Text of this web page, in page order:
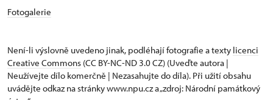
Fotogalerie
Není-li výslovně uvedeno jinak, podléhají fotografie a texty licenci
Creative Commons (CC BY-NC-ND 3.0 CZ) (Uveďte autora |
Neužívejte dílo komerčně | Nezasahujte do díla). Při užití obsahu
uvádějte odkaz na stránky www.npu.cz a „zdroj: Národní památkový